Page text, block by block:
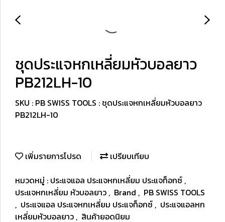
ชุดประแจหกเหลี่ยมหัวบอลยาว
PB212LH-10
SKU : PB SWISS TOOLS : ชุดประแจหกเหลี่ยมหัวบอลยาว
PB212LH-10
เพิ่มรายการโปรด
เปรียบเทียบ
หมวดหมู่ : ประแจแอล ประแจหกเหลี่ยม ประแจท็อกซ์ ,
ประแจหกเหลี่ยม หัวบอลยาว , Brand , PB SWISS TOOLS
, ประแจแอล ประแจหกเหลี่ยม ประแจท็อกซ์ , ประแจแอลหก
เหลี่ยมหัวบอลยาว , สินค้ายอดนิยม